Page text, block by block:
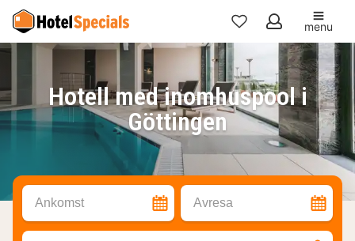
Mina
favoriter
menu
Hotell med inomhuspool i
Göttingen
Ankomst Avresa